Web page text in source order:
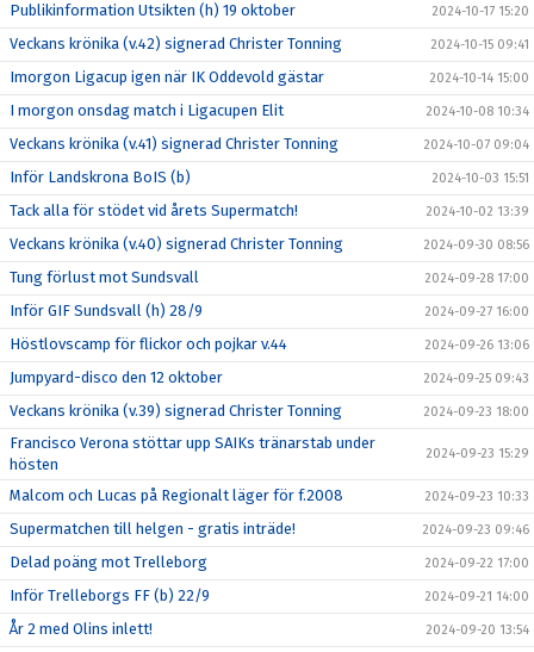
Publikinformation Utsikten (h) 19 oktober 2024-10-17 15:20
Veckans krönika (v.42) signerad Christer Tonning 2024-10-15 09:41
Imorgon Ligacup igen när IK Oddevold gästar 2024-10-14 15:00
I morgon onsdag match i Ligacupen Elit 2024-10-08 10:34
Veckans krönika (v.41) signerad Christer Tonning 2024-10-07 09:04
Inför Landskrona BoIS (b) 2024-10-03 15:51
Tack alla för stödet vid årets Supermatch! 2024-10-02 13:39
Veckans krönika (v.40) signerad Christer Tonning 2024-09-30 08:56
Tung förlust mot Sundsvall 2024-09-28 17:00
Inför GIF Sundsvall (h) 28/9 2024-09-27 16:00
Höstlovscamp för flickor och pojkar v.44 2024-09-26 13:06
Jumpyard-disco den 12 oktober 2024-09-25 09:43
Veckans krönika (v.39) signerad Christer Tonning 2024-09-23 18:00
Francisco Verona stöttar upp SAIKs tränarstab under
hösten
2024-09-23 15:29
Malcom och Lucas på Regionalt läger för f.2008 2024-09-23 10:33
Supermatchen till helgen - gratis inträde! 2024-09-23 09:46
Delad poäng mot Trelleborg 2024-09-22 17:00
Inför Trelleborgs FF (b) 22/9 2024-09-21 14:00
År 2 med Olins inlett! 2024-09-20 13:54